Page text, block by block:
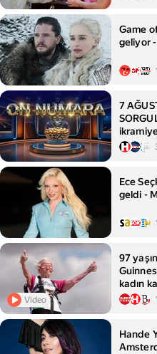
Game
geliyor
7
Online
Ece
geldi -
Video
97
kadın
Hande